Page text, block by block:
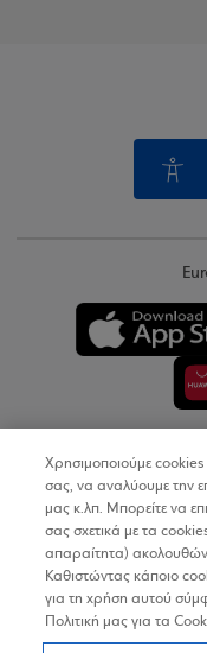
Προσωπικά
Χρησιμοποιούμε cookies
σας, να αναλύουμε την
μας κ.λπ. Μπορείτε να
σας σχετικά με τα
απαραίτητα)
Καθιστώντας κάποιο
για τη χρήση αυτού
Πολιτική μας για τα